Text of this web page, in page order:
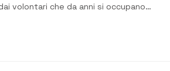
volontari che da anni si occupano
e privi dei necessari trattamenti
che rischi...